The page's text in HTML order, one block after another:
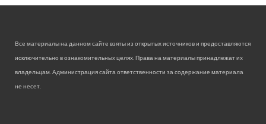
Все материалы на данном сайте взяты из открытых источников и предоставляются
исключительно в ознакомительных целях. Права на материалы принадлежат их
владельцам. Администрация сайта ответственности за содержание материала
не несет.